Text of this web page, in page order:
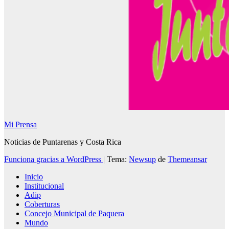
Mi Prensa
Noticias de Puntarenas y Costa Rica
Funciona gracias a WordPress | Tema: Newsup de Themeansar
Inicio
Institucional
Adip
Coberturas
Concejo Municipal de Paquera
Mundo